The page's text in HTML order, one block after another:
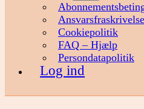
Ansvarsfraskrivelse
Cookiepolitik
FAQ – Hjælp
Persondatapolitik
Log ind